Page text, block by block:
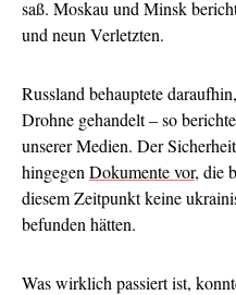
saß. Moskau und Minsk
und neun Verletzten.
Russland behauptete
Drohne gehandelt – so
unserer Medien. Der
hingegen Dokumente vor, die
diesem Zeitpunkt keine
befunden hätten.
Was wirklich passiert ist,